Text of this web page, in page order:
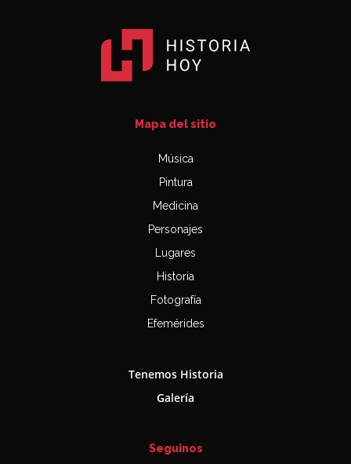
Mapa del sitio
Música
Pintura
Medicina
Personajes
Lugares
Historia
Fotografía
Efemérides
Tenemos Historia
Galería
Seguinos